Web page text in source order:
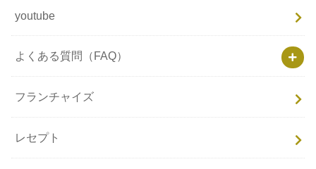
youtube
よくある質問（FAQ）
フランチャイズ
レセプト